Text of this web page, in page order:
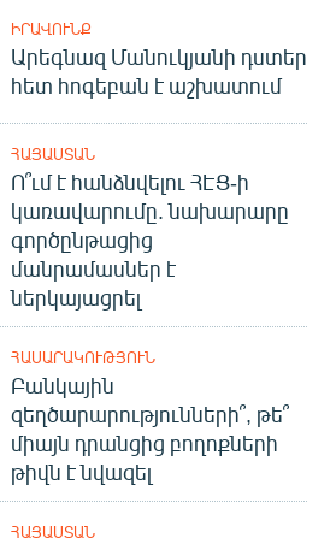
ԻՐԱՎՈՒՆՔ
Արեգնազ Մանուկյանի դստեր
հետ հոգեբան է աշխատում
ՀԱՅԱՍՏԱՆ
Ո՞ւմ է հանձնվելու ՀԷՑ-ի
կառավարումը. նախարարը
գործընթացից
մանրամասներ է
ներկայացրել
ՀԱՍԱՐԱԿՈՒԹՅՈՒՆ
Բանկային
զեղծարարությունների՞, թե՞
միայն դրանցից բողոքների
թիվն է նվազել
ՀԱՅԱՍՏԱՆ